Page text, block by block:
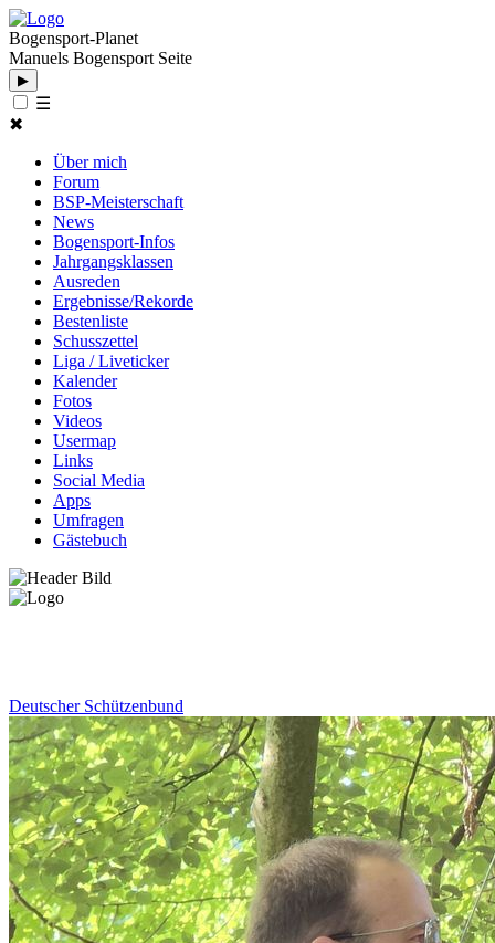
Bogensport-Planet
Manuels Bogensport Seite
▶
☰
✖
Über mich
Forum
BSP-Meisterschaft
News
Bogensport-Infos
Jahrgangsklassen
Ausreden
Ergebnisse/Rekorde
Bestenliste
Schusszettel
Liga / Liveticker
Kalender
Fotos
Videos
Usermap
Links
Social Media
Apps
Umfragen
Gästebuch
Deutscher Schützenbund